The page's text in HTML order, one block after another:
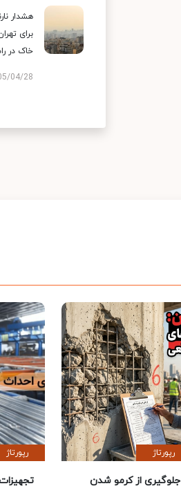
هشدار
برای
خاک در
04/28
رپورتاژ
جلوگیری از کرمو شدن
رپورتاژ